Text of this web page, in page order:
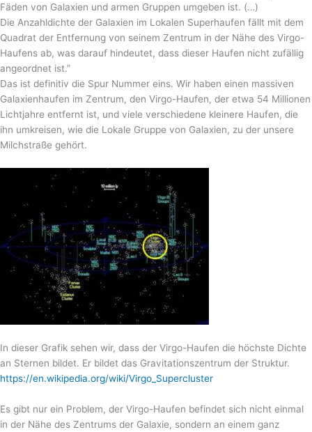
Fäden von Galaxien und armen Gruppen umgeben ist. (…)
Die Anzahldichte der Galaxien im Lokalen Superhaufen fällt mit dem
Quadrat der Entfernung von seinem Zentrum in der Nähe des Virgo-
Haufens ab, was darauf hindeutet, dass dieser Haufen nicht zufällig
angeordnet ist.”
Das ist definitiv die Spur Nummer eins. Wir haben einen massiven
Galaxienhaufen im Zentrum, den Virgo-Haufen, der etwa 54 Millionen
Lichtjahre entfernt ist, und viele verschiedene kleinere Haufen, die
ihn umkreisen, wie die Lokale Gruppe von Galaxien, zu der unsere
Milchstraße gehört.
In dieser Grafik sehen wir, dass der Virgo-Haufen die höchste Dichte
an Sternen bildet. Er bildet das Gravitationszentrum der Struktur.
https://en.wikipedia.org/wiki/Virgo_Supercluster
Es gibt nur ein Problem, der Virgo-Haufen befindet sich nicht einmal
in der Nähe des Zentrums der Galaxie, sondern an einem ganz